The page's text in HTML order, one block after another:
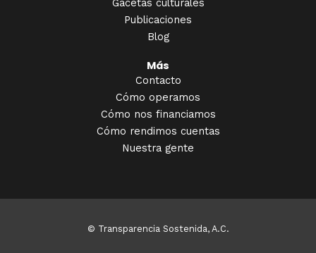
Gacetas culturales
Publicaciones
Blog
Más
Contacto
Cómo operamos
Cómo nos financiamos
Cómo rendimos cuentas
Nuestra gente
© Transparencia Sostenida, A.C.